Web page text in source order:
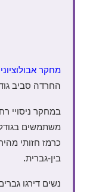
מחקר
החרדה סביב
במחקר ניסויי
משתמשים
כרמז חזותי
בין-גברית.
נשים דירגו